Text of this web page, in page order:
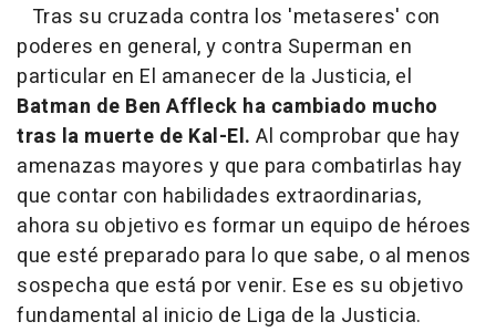
Tras su cruzada contra los 'metaseres' con
poderes en general, y contra Superman en
particular en El amanecer de la Justicia, el
Batman de Ben Affleck ha cambiado mucho
tras la muerte de Kal-El. Al comprobar que hay
amenazas mayores y que para combatirlas hay
que contar con habilidades extraordinarias,
ahora su objetivo es formar un equipo de héroes
que esté preparado para lo que sabe, o al menos
sospecha que está por venir. Ese es su objetivo
fundamental al inicio de Liga de la Justicia.